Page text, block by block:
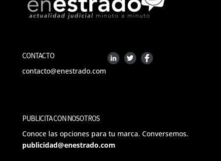
CONTACTO
contacto@enestrado.com
PUBLICITA CON NOSOTROS
Conoce las opciones para tu marca. Conversemos.
publicidad@enestrado.com